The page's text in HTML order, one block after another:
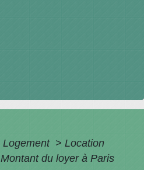
Logement > Location
Montant du loyer à Paris